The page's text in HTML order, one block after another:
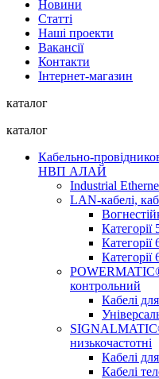
Новини
Статті
Наші проекти
Вакансії
Контакти
Інтернет-магазин
каталог
каталог
Кабельно-
НВП АЛАЙ
Industrial
LAN-кабелі,
Категорії
Категорії
Категорії
контрольний
Кабелі
низькочастотні
Кабелі
Кабелі